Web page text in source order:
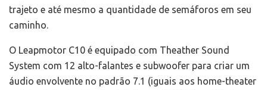
trajeto e até mesmo a quantidade de semáforos em seu
caminho.
O Leapmotor C10 é equipado com Theather Sound
System com 12 alto-falantes e subwoofer para criar um
áudio envolvente no padrão 7.1 (iguais aos home-theater